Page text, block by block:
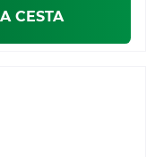
CESTA